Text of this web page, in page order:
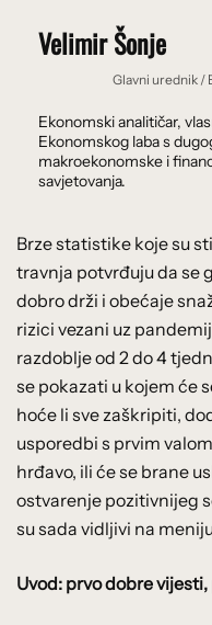
Velimir Šonje
Glavni urednik /
Ekonomski analitičar,
Ekonomskog laba s
makroekonomske i
savjetovanja.
Brze statistike koje su
travnja potvrđuju da se
dobro drži i obećaje
rizici vezani uz
razdoblje od 2 do 4
se pokazati u kojem će
hoće li sve zaškripiti,
usporedbi s prvim
hrđavo, ili će se brane
ostvarenje pozitivnijeg
su sada vidljivi na
Uvod: prvo dobre